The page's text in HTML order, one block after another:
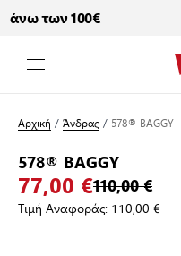
των 100€
Αρχική /Άνδρας / 578® BAGGY
578® BAGGY
77,00 €110,00 €
Τιμή Αναφοράς: 110,00 €